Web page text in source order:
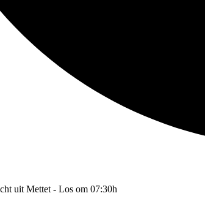
uit Mettet - Los om 07:30h